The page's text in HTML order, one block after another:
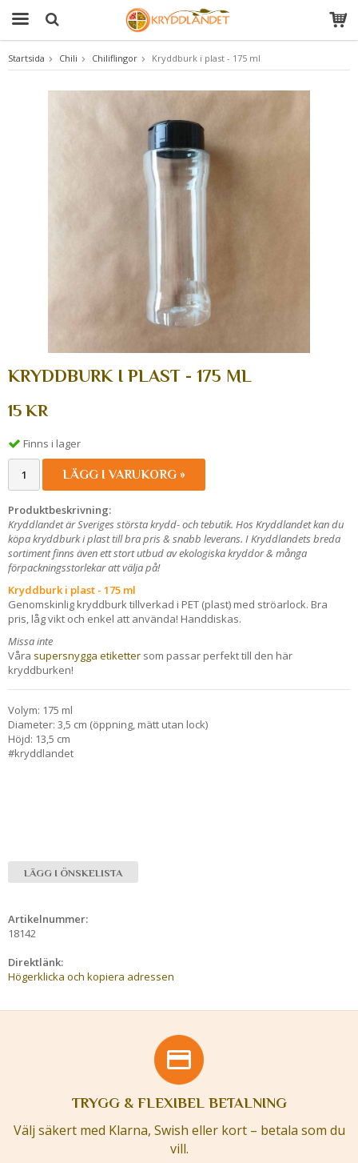
Produkten har blivit tillagd i varukorgen
Startsida Chili Chiliflingor Kryddburk i plast - 175 ml
KRYDDBURK I PLAST - 175 ML
15 KR
Finns i lager
LÄGG I VARUKORG »
Produktbeskrivning:
Kryddlandet är Sveriges största krydd- och tebutik. Hos Kryddlandet kan du
köpa kryddburk i plast till bra pris & snabb leverans. I Kryddlandets breda
sortiment finns även ett stort utbud av ekologiska kryddor & många
förpackningsstorlekar att välja på!
Kryddburk i plast - 175 ml
Genomskinlig kryddburk tillverkad i PET (plast) med ströarlock. Bra
pris, låg vikt och enkel att använda! Handdiskas.
Missa inte
Våra supersnygga etiketter som passar perfekt till den här
kryddburken!
Volym: 175 ml
Diameter: 3,5 cm (öppning, mätt utan lock)
Höjd: 13,5 cm
#kryddlandet
LÄGG I ÖNSKELISTA
Artikelnummer:
18142
Direktlänk:
Högerklicka och kopiera adressen
TRYGG & FLEXIBEL BETALNING
Välj säkert med Klarna, Swish eller kort – betala som du
vill.